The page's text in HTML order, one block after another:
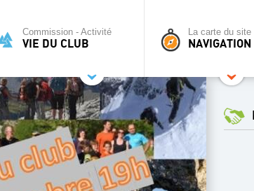
Commission - Activité
VIE DU CLUB
La carte du site
NAVIGATION